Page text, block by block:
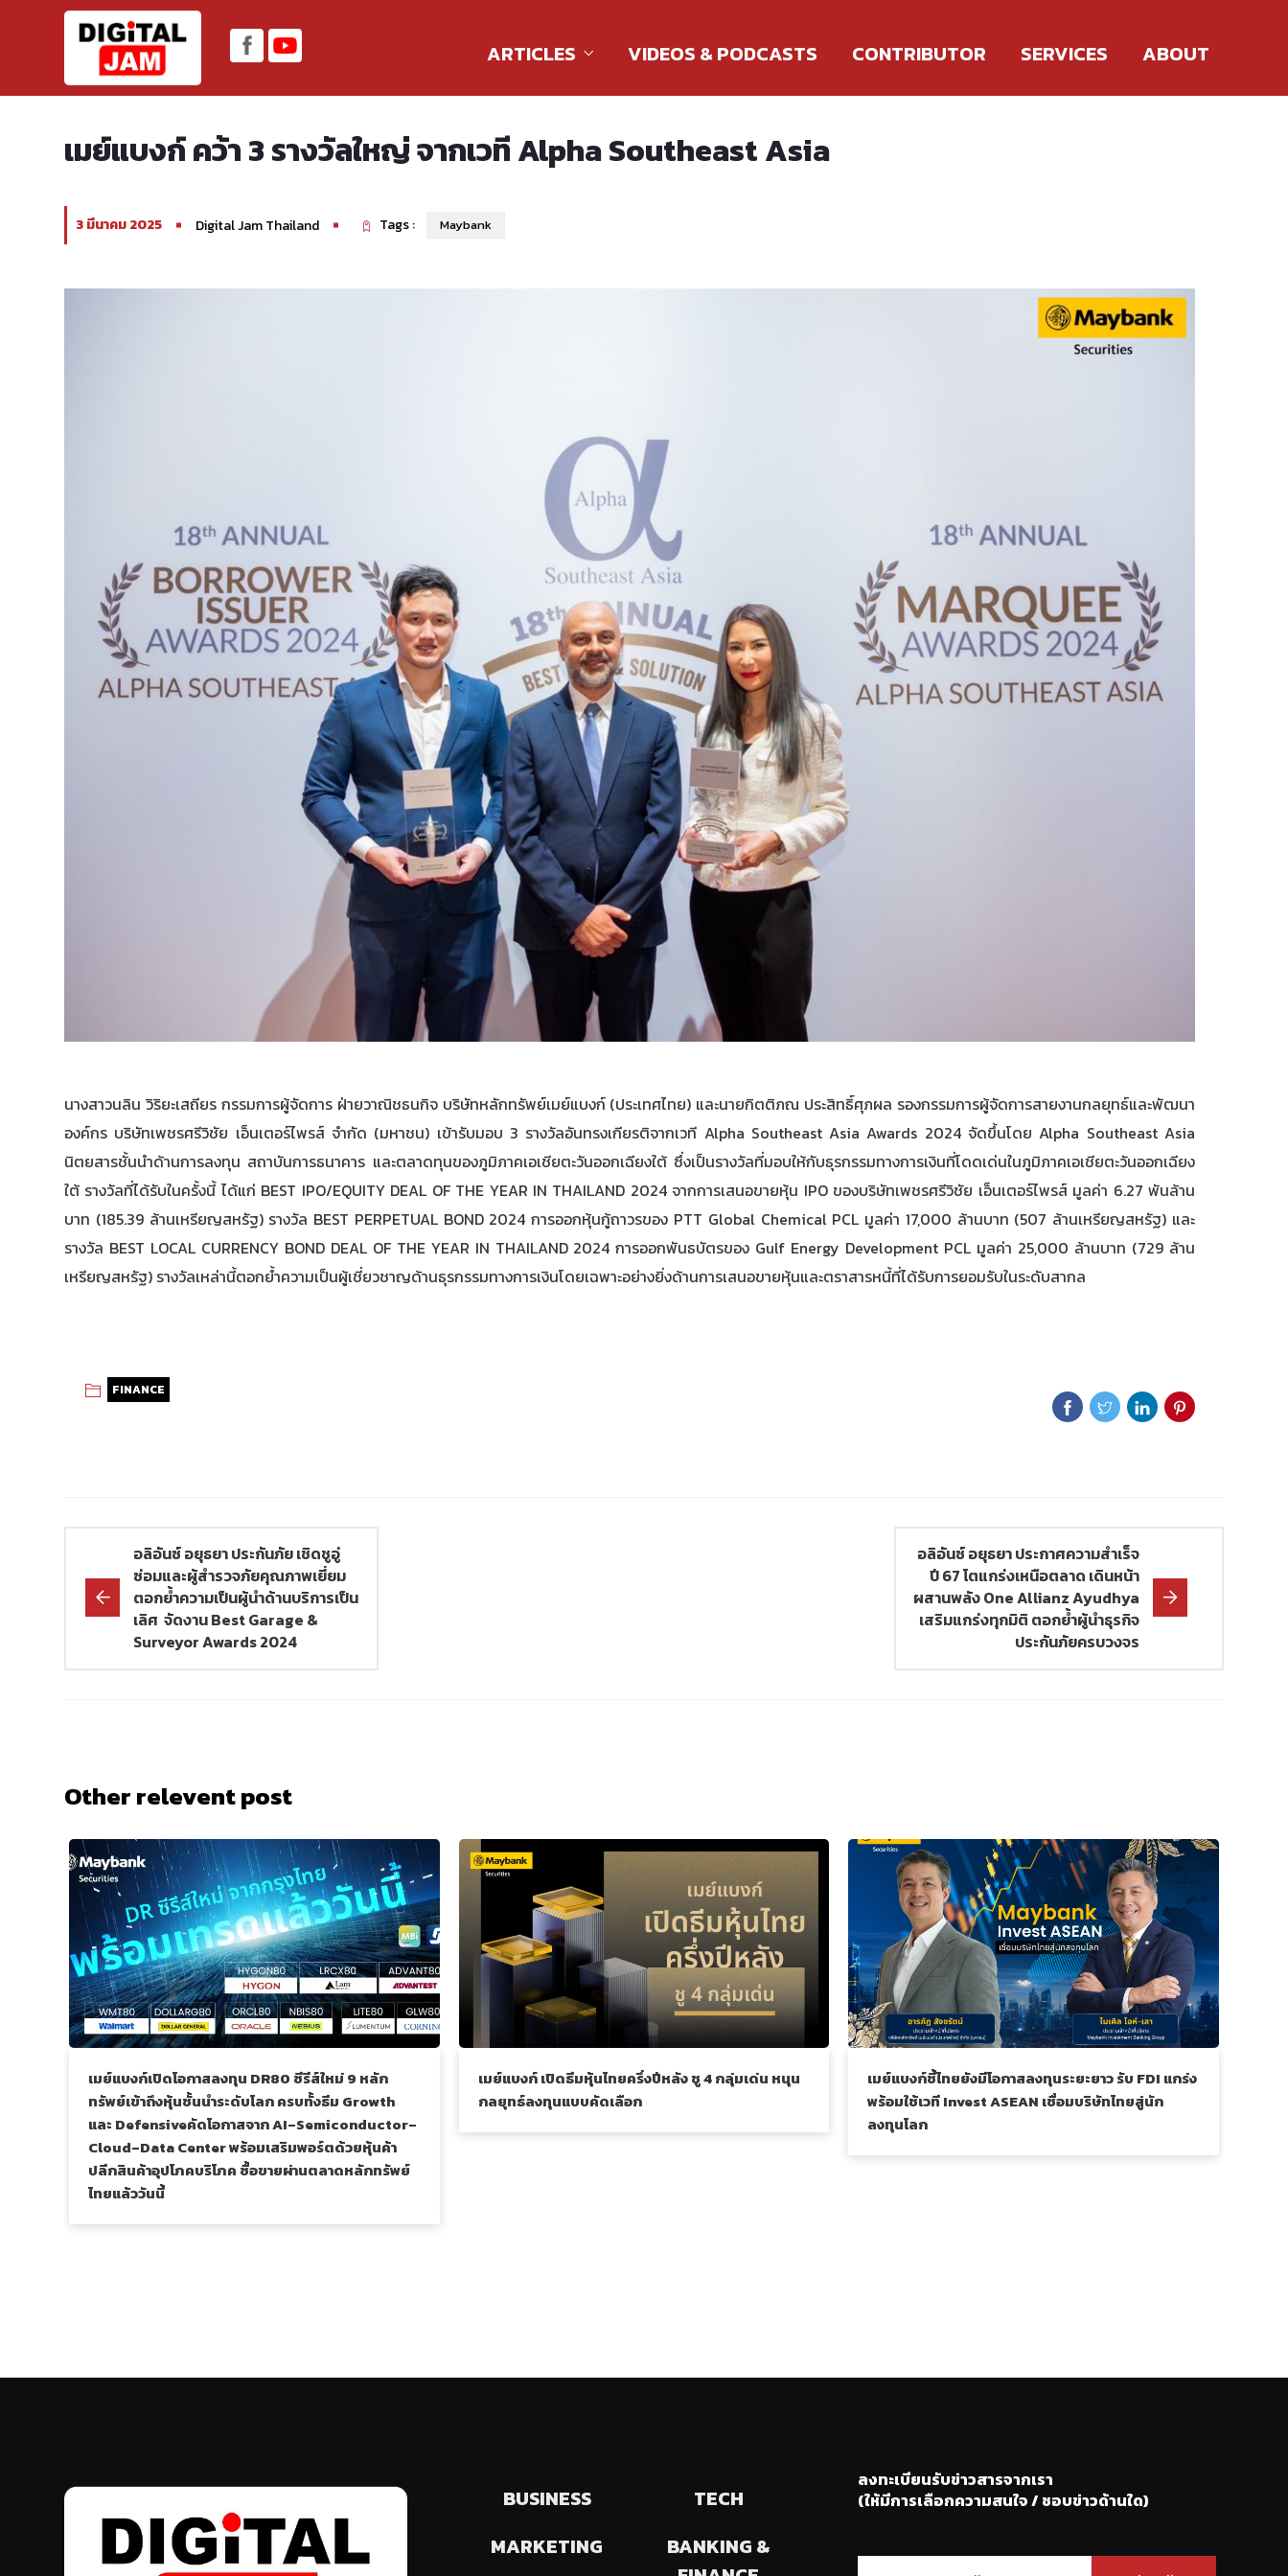
ARTICLES VIDEOS & PODCASTS CONTRIBUTOR SERVICES ABOUT
เมย์แบงก์ คว้า 3 รางวัลใหญ่ จากเวที Alpha Southeast Asia
3 มีนาคม 2025 Digital Jam Thailand Tags : Maybank
นางสาวนลิน วิริยะเสถียร กรรมการผู้จัดการ ฝ่ายวาณิชธนกิจ บริษัทหลักทรัพย์เมย์แบงก์ (ประเทศไทย) และนายกิตติภณ ประสิทธิ์ศุภผล รองกรรมการผู้จัดการสายงานกลยุทธ์และพัฒนา
องค์กร บริษัทเพชรศรีวิชัย เอ็นเตอร์ไพรส์ จำกัด (มหาชน) เข้ารับมอบ 3 รางวัลอันทรงเกียรติจากเวที Alpha Southeast Asia Awards 2024 จัดขึ้นโดย Alpha Southeast Asia
นิตยสารชั้นนำด้านการลงทุน สถาบันการธนาคาร และตลาดทุนของภูมิภาคเอเชียตะวันออกเฉียงใต้ ซึ่งเป็นรางวัลที่มอบให้กับธุรกรรมทางการเงินที่โดดเด่นในภูมิภาคเอเชียตะวันออกเฉียง
ใต้ รางวัลที่ได้รับในครั้งนี้ ได้แก่ BEST IPO/EQUITY DEAL OF THE YEAR IN THAILAND 2024 จากการเสนอขายหุ้น IPO ของบริษัทเพชรศรีวิชัย เอ็นเตอร์ไพรส์ มูลค่า 6.27 พันล้าน
บาท (185.39 ล้านเหรียญสหรัฐ) รางวัล BEST PERPETUAL BOND 2024 การออกหุ้นกู้ถาวรของ PTT Global Chemical PCL มูลค่า 17,000 ล้านบาท (507 ล้านเหรียญสหรัฐ) และ
รางวัล BEST LOCAL CURRENCY BOND DEAL OF THE YEAR IN THAILAND 2024 การออกพันธบัตรของ Gulf Energy Development PCL มูลค่า 25,000 ล้านบาท (729 ล้าน
เหรียญสหรัฐ) รางวัลเหล่านี้ตอกย้ำความเป็นผู้เชี่ยวชาญด้านธุรกรรมทางการเงินโดยเฉพาะอย่างยิ่งด้านการเสนอขายหุ้นและตราสารหนี้ที่ได้รับการยอมรับในระดับสากล
FINANCE
อลิอันซ์ อยุธยา ประกันภัย เชิดชูอู่
ซ่อมและผู้สำรวจภัยคุณภาพเยี่ยม
ตอกย้ำความเป็นผู้นำด้านบริการเป็น
เลิศ จัดงาน Best Garage &
Surveyor Awards 2024
อลิอันซ์ อยุธยา ประกาศความสำเร็จ
ปี 67 โตแกร่งเหนือตลาด เดินหน้า
ผสานพลัง One Allianz Ayudhya
เสริมแกร่งทุกมิติ ตอกย้ำผู้นำธุรกิจ
ประกันภัยครบวงจร
Other relevent post
เมย์แบงก์เปิดโอกาสลงทุน DR80 ซีรีส์ใหม่ 9 หลัก
ทรัพย์เข้าถึงหุ้นชั้นนำระดับโลก ครบทั้งธีม Growth
และ Defensiveคัดโอกาสจาก AI–Semiconductor–
Cloud–Data Center พร้อมเสริมพอร์ตด้วยหุ้นค้า
ปลีกสินค้าอุปโภคบริโภค ซื้อขายผ่านตลาดหลักทรัพย์
ไทยแล้ววันนี้
เมย์แบงก์ เปิดธีมหุ้นไทยครึ่งปีหลัง ชู 4 กลุ่มเด่น หนุน
กลยุทธ์ลงทุนแบบคัดเลือก
เมย์แบงก์ชี้ไทยยังมีโอกาสลงทุนระยะยาว รับ FDI แกร่ง
พร้อมใช้เวที Invest ASEAN เชื่อมบริษัทไทยสู่นัก
ลงทุนโลก
BUSINESS
TECH
MARKETING
BANKING &
ลงทะเบียนรับข่าวสารจากเรา
(ให้มีการเลือกความสนใจ / ชอบข่าวด้านใด)